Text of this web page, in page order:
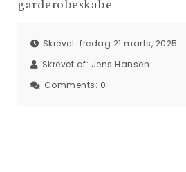
garderobeskabe
Skrevet: fredag 21 marts, 2025
Skrevet af: Jens Hansen
Comments: 0